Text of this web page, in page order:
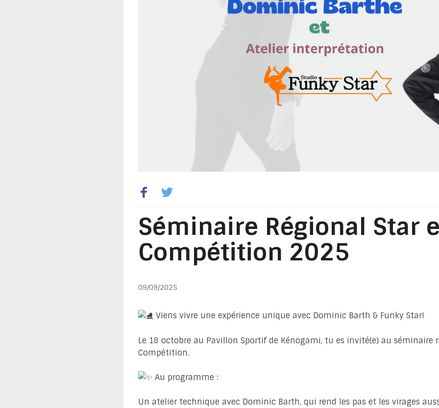
Séminaire Régional Star
Compétition 2025
09/09/2025
Viens vivre une expérience unique avec Dominic Barth & Funky Star!
Le 18 octobre au Pavillon Sportif de Kénogami, tu es invité(e) au séminaire
Compétition.
Au programme :
Un atelier technique avec Dominic Barth, qui rend les pas et les virages